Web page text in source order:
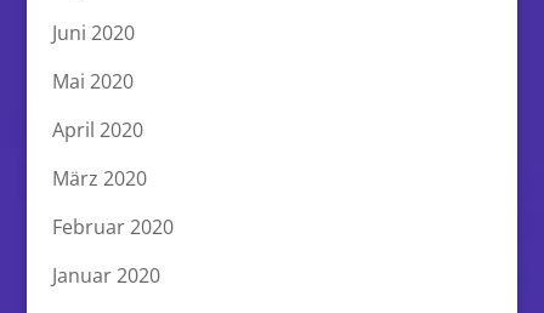
Juni 2020
Mai 2020
April 2020
März 2020
Februar 2020
Januar 2020